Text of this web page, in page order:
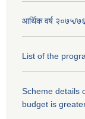
आर्थिक वर्ष २०७५/
List of the
Scheme details
budget is